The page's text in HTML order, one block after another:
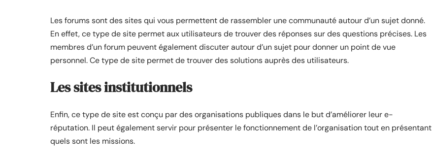
Les forums sont des sites qui vous permettent de rassembler une communauté autour d’un sujet donné.
En effet, ce type de site permet aux utilisateurs de trouver des réponses sur des questions précises. Les
membres d’un forum peuvent également discuter autour d’un sujet pour donner un point de vue
personnel. Ce type de site permet de trouver des solutions auprès des utilisateurs.
Les sites institutionnels
Enfin, ce type de site est conçu par des organisations publiques dans le but d’améliorer leur e-
réputation. Il peut également servir pour présenter le fonctionnement de l’organisation tout en présentant
quels sont les missions.